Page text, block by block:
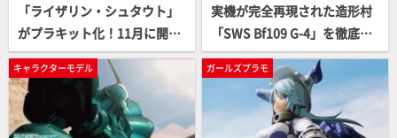
「ライザリン・シュタウト」
がプラキット化！11月に開催
のホビーラウンド33＆ホビー
ラウンドSRで限定発売される
「ブロッカーズFIORE」のヘ
アパーツの情報も！
実機が完全再現された造形村
「SWS Bf109 G-4」を徹底レ
ビュー！“究極”の航空機模型
を一足早く組み立て体験【10
月4日（土）発売】
キャラクターモデル ガールズプラモ